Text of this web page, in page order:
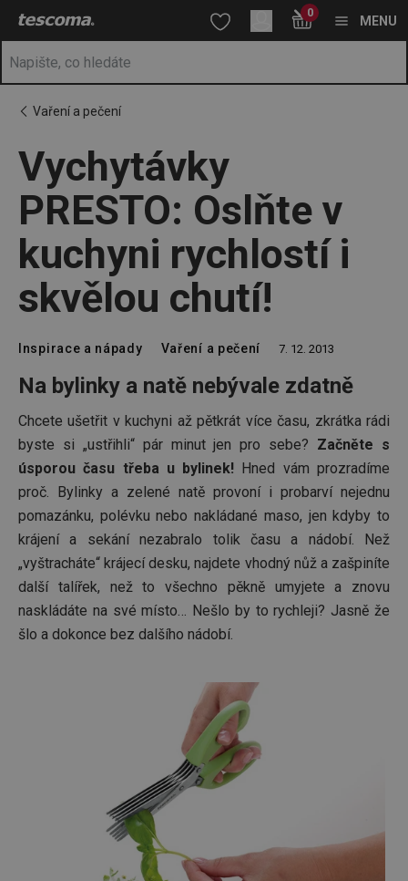
Nacházíte se na stránce Vychytávky PRESTO: Oslňte v kuchyni
Přejít na hlavní obsah
Přejít na vyhledávání
Přejít na navigaci 0
MENU
Vaření a pečení
Vychytávky
PRESTO: Oslňte v
kuchyni rychlostí i
skvělou chutí!
Inspirace a nápady Vaření a pečení 7. 12. 2013
Na bylinky a natě nebývale zdatně
Chcete ušetřit v kuchyni až pětkrát více času, zkrátka rádi
byste si „ustřihli“ pár minut jen pro sebe? Začněte s
úsporou času třeba u bylinek! Hned vám prozradíme
proč. Bylinky a zelené natě provoní i probarví nejednu
pomazánku, polévku nebo nakládané maso, jen kdyby to
krájení a sekání nezabralo tolik času a nádobí. Než
„vyštracháte“ krájecí desku, najdete vhodný nůž a zašpiníte
další talířek, než to všechno pěkně umyjete a znovu
naskládáte na své místo… Nešlo by to rychleji? Jasně že
šlo a dokonce bez dalšího nádobí.